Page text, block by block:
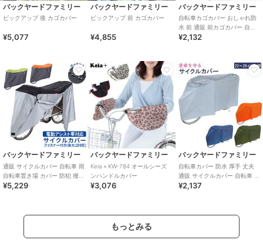
バックヤードファミリー
ピックアップ 後 カゴカバー
¥5,077
バックヤードファミリー
ピックアップ 前 カゴカバー
¥4,855
バックヤードファミリー
自転車カゴカバー おしゃれ防
水 前 通販 前カゴカバー 自転
車 撥水 はっ水 雨 ホコリ シン
¥2,132
バックヤードファミリー
通販 サイクルカバー 自転車 雨
自転車置き場 カバー 防犯 撥水
はっ水 風飛び防止 飛ばない バ
¥5,229
バックヤードファミリー
Keia＋KW-784 オールシーズ
ンハンドルカバー
¥3,076
バックヤードファミリー
自転車カバー 防水 厚手 丈夫
通販 サイクルカバー 自転車 雨
自転車置き場 カバー 防犯 撥水
¥2,137
もっとみる